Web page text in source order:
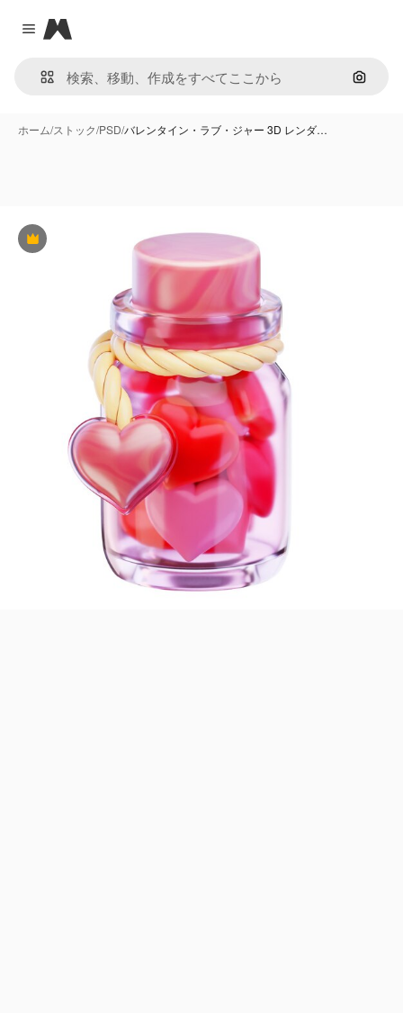
Close menu
Magnific
画像で
ホーム/ストック/PSD/バレンタイン・ラブ・ジャー 3D レンダ…
Premium